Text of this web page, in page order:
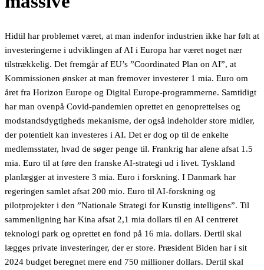
Hidtil har problemet været, at man indenfor industrien ikke har følt at
investeringerne i udviklingen af AI i Europa har været noget nær
tilstrækkelig. Det fremgår af EU’s ”Coordinated Plan on AI”, at
Kommissionen ønsker at man fremover investerer 1 mia. Euro om
året fra Horizon Europe og Digital Europe-programmerne. Samtidigt
har man ovenpå Covid-pandemien oprettet en genoprettelses og
modstandsdygtigheds mekanisme, der også indeholder store midler,
der potentielt kan investeres i AI. Det er dog op til de enkelte
medlemsstater, hvad de søger penge til. Frankrig har alene afsat 1.5
mia. Euro til at føre den franske AI-strategi ud i livet. Tyskland
planlægger at investere 3 mia. Euro i forskning. I Danmark har
regeringen samlet afsat 200 mio. Euro til AI-forskning og
pilotprojekter i den ”Nationale Strategi for Kunstig intelligens”. Til
sammenligning har Kina afsat 2,1 mia dollars til en AI centreret
teknologi park og oprettet en fond på 16 mia. dollars. Dertil skal
lægges private investeringer, der er store. Præsident Biden har i sit
2024 budget beregnet mere end 750 millioner dollars. Dertil skal